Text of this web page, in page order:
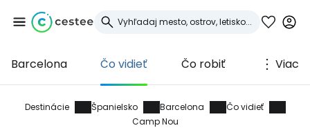
Barcelona Čo vidieť Čo robiť Viac
Destinácie Španielsko Barcelona
Čo vidieť
Camp Nou
Prihláste sa do
služby Cestee